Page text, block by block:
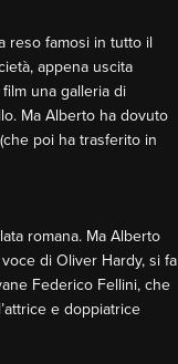
reso famosi in tutto il
appena uscita
una galleria di
Ma Alberto ha dovuto
poi ha trasferito in
romana. Ma Alberto
di Oliver Hardy, si fa
Federico Fellini, che
e doppiatrice